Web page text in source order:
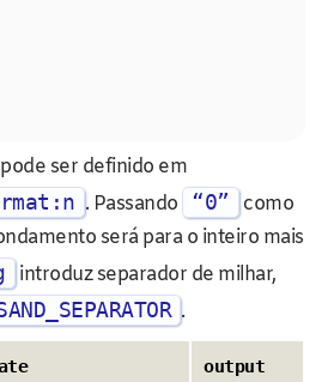
ser definido em
. Passando “0”
como
será para o inteiro mais
introduz separador de milhar,
.
output